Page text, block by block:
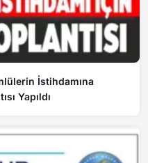
İstihdamına
Yapıldı